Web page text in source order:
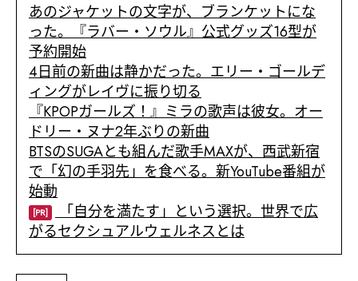
あのジャケットの文字が、ブランケットにな
った。『ラバー・ソウル』公式グッズ16型が
予約開始
4日前の新曲は静かだった。エリー・ゴールデ
ィングがレイヴに振り切る
『KPOPガールズ！』ミラの歌声は彼女。オー
ドリー・ヌナ2年ぶりの新曲
BTSのSUGAとも組んだ歌手MAXが、西武新宿
で「幻の手羽先」を食べる。新YouTube番組が
始動
[PR]
「自分を満たす」という選択。世界で広
がるセクシュアルウェルネスとは